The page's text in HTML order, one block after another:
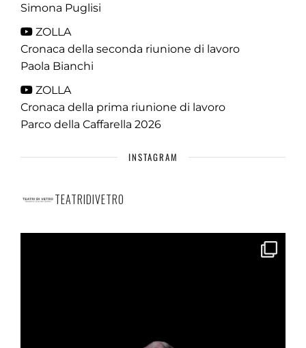
Simona Puglisi
ZOLLA
Cronaca della seconda riunione di lavoro
Paola Bianchi
ZOLLA
Cronaca della prima riunione di lavoro
Parco della Caffarella 2026
INSTAGRAM
TEATRIDIVETRO